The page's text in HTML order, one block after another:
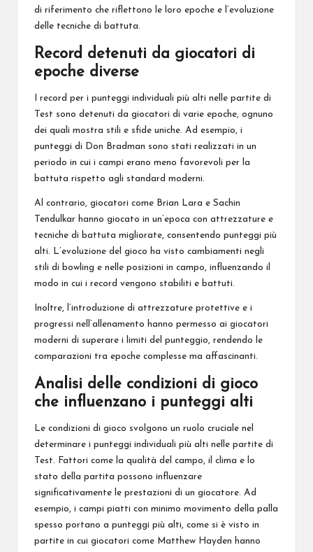
di riferimento che riflettono le loro epoche e l’evoluzione
delle tecniche di battuta.
Record detenuti da giocatori di
epoche diverse
I record per i punteggi individuali più alti nelle partite di
Test sono detenuti da giocatori di varie epoche, ognuno
dei quali mostra stili e sfide uniche. Ad esempio, i
punteggi di Don Bradman sono stati realizzati in un
periodo in cui i campi erano meno favorevoli per la
battuta rispetto agli standard moderni.
Al contrario, giocatori come Brian Lara e Sachin
Tendulkar hanno giocato in un’epoca con attrezzature e
tecniche di battuta migliorate, consentendo punteggi più
alti. L’evoluzione del gioco ha visto cambiamenti negli
stili di bowling e nelle posizioni in campo, influenzando il
modo in cui i record vengono stabiliti e battuti.
Inoltre, l’introduzione di attrezzature protettive e i
progressi nell’allenamento hanno permesso ai giocatori
moderni di superare i limiti del punteggio, rendendo le
comparazioni tra epoche complesse ma affascinanti.
Analisi delle condizioni di gioco
che influenzano i punteggi alti
Le condizioni di gioco svolgono un ruolo cruciale nel
determinare i punteggi individuali più alti nelle partite di
Test. Fattori come la qualità del campo, il clima e lo
stato della partita possono influenzare
significativamente le prestazioni di un giocatore. Ad
esempio, i campi piatti con minimo movimento della palla
spesso portano a punteggi più alti, come si è visto in
partite in cui giocatori come Matthew Hayden hanno